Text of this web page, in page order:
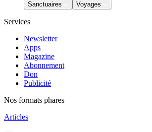
Sanctuaires
Voyages
Services
Newsletter
Apps
Magazine
Abonnement
Don
Publicité
Nos formats phares
Articles